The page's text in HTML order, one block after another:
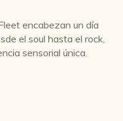
encabezan un día
el soul hasta el rock,
sensorial única.